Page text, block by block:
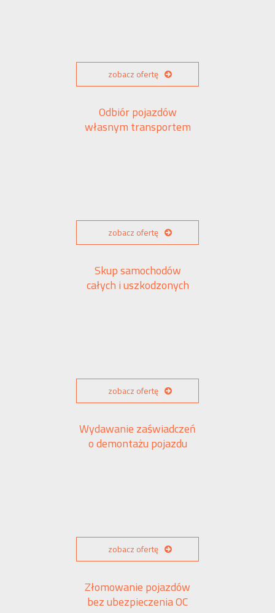
zobacz ofertę
Odbiór pojazdów
własnym transportem
zobacz ofertę
Skup samochodów
całych i uszkodzonych
zobacz ofertę
Wydawanie zaświadczeń
o demontażu pojazdu
zobacz ofertę
Złomowanie pojazdów
bez ubezpieczenia OC